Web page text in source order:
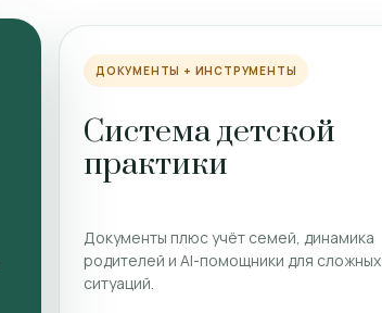
ДОКУМЕНТЫ + ИНСТРУМЕНТЫ
Система детской
практики
Документы плюс учёт семей, динамика
родителей и AI-помощники для сложных
ситуаций.